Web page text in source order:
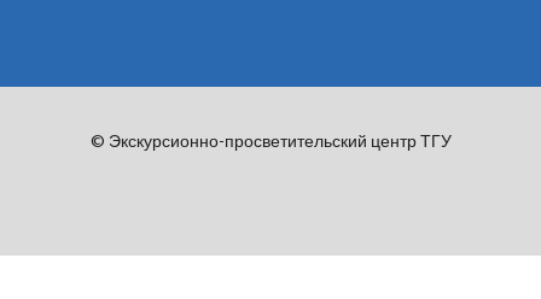
© Экскурсионно-просветительский центр ТГУ